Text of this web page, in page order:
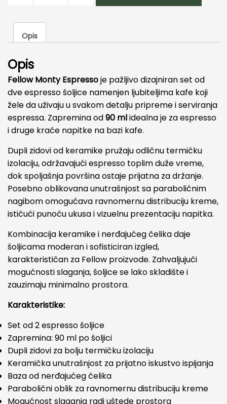
šoljica
količina
Opis
Opis
Fellow Monty Espressoje pažljivo dizajniran set od
dve espresso šoljice namenjen ljubiteljima kafe koji
žele da uživaju u svakom detalju pripreme i serviranja
espressa. Zapremina od90 mlidealna je za espresso
i druge kraće napitke na bazi kafe.
Dupli zidovi od keramike pružaju odličnu termičku
izolaciju, održavajući espresso toplim duže vreme,
dok spoljašnja površina ostaje prijatna za držanje.
Posebno oblikovana unutrašnjost sa paraboličnim
nagibom omogućava ravnomernu distribuciju kreme,
ističući punoću ukusa i vizuelnu prezentaciju napitka.
Kombinacija keramike i nerđajućeg čelika daje
šoljicama moderan i sofisticiran izgled,
karakterističan za Fellow proizvode. Zahvaljujući
mogućnosti slaganja, šoljice se lako skladište i
zauzimaju minimalno prostora.
Karakteristike:
Set od 2 espresso šoljice
Zapremina: 90 ml po šoljici
Dupli zidovi za bolju termičku izolaciju
Keramička unutrašnjost za prijatno iskustvo ispijanja
Baza od nerđajućeg čelika
Parabolični oblik za ravnomernu distribuciju kreme
Mogućnost slaganja radi uštede prostora